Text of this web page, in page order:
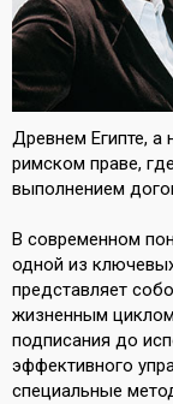
Древнем Египте, а
римском праве,
выполнением
В современном
одной из
представляет
жизненным
подписания до
эффективного
специальные